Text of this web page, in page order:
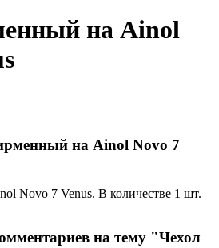
на Ainol
на Ainol Novo 7
Novo 7 Venus. В количестве 1 шт.
на тему "Чехол